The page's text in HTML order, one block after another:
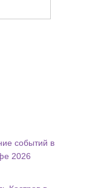
событий в
2026